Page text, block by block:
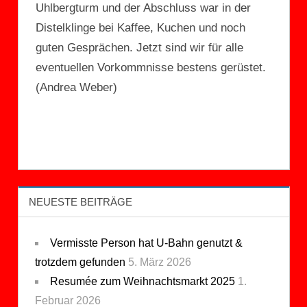
Uhlbergturm und der Abschluss war in der
Distelklinge bei Kaffee, Kuchen und noch
guten Gesprächen. Jetzt sind wir für alle
eventuellen Vorkommnisse bestens gerüstet.
(Andrea Weber)
NEUESTE BEITRÄGE
Vermisste Person hat U-Bahn genutzt &
trotzdem gefunden 5. März 2026
Resumée zum Weihnachtsmarkt 2025 1.
Februar 2026